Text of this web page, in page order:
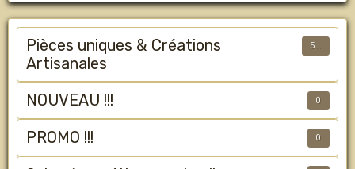
Pièces uniques & Créations
Artisanales
NOUVEAU !!! 0
PROMO !!! 0